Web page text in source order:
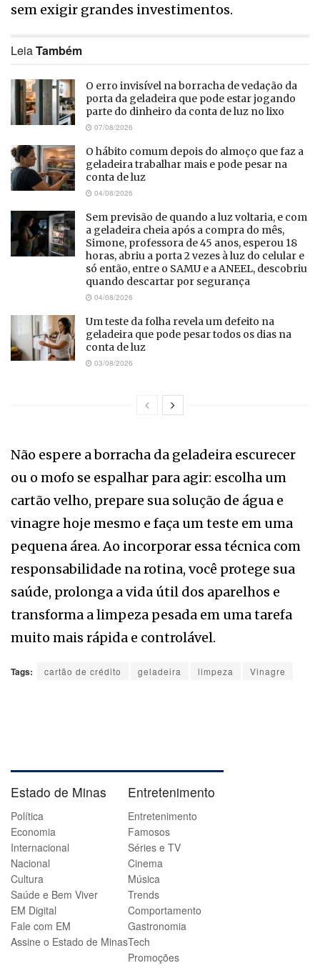
sem exigir grandes investimentos.
LeiaTambém
O erro invisível na borracha de vedação da
porta da geladeira que pode estar jogando
parte do dinheiro da conta de luz no lixo
07/08/2026
O hábito comum depois do almoço que faz a
geladeira trabalhar mais e pode pesar na
conta de luz
04/08/2026
Sem previsão de quando a luz voltaria, e com
a geladeira cheia após a compra do mês,
Simone, professora de 45 anos, esperou 18
horas, abriu a porta 2 vezes à luz do celular e
só então, entre o SAMU e a ANEEL, descobriu
quando descartar por segurança
04/08/2026
Um teste da folha revela um defeito na
geladeira que pode pesar todos os dias na
conta de luz
03/08/2026
Não espere a borracha da geladeira escurecer
ou o mofo se espalhar para agir: escolha um
cartão velho, prepare sua solução de água e
vinagre hoje mesmo e faça um teste em uma
pequena área. Ao incorporar essa técnica com
responsabilidade na rotina, você protege sua
saúde, prolonga a vida útil dos aparelhos e
transforma a limpeza pesada em uma tarefa
muito mais rápida e controlável.
Tags: cartão de crédito geladeira limpeza Vinagre
Estado de Minas
Política
Economia
Internacional
Nacional
Cultura
Saúde e Bem Viver
EM Digital
Fale com EM
Assine o Estado de Minas
Entretenimento
Entretenimento
Famosos
Séries e TV
Cinema
Música
Trends
Comportamento
Gastronomia
Tech
Promoções